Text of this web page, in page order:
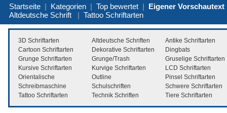
Startseite | Kategorien | Top bewertet | Eigener Vorschautext
Altdeutsche Schrift | Tattoo Schriftarten
3D Schriftarten Altdeutsche Schriften
Antike Schriftarten
Cartoon Schriftarten
Dekorative Schriftarten
Dingbats
Grunge Schriftarten
Grunge/Trash
Gruselige Schriftarten
Kursive Schriftarten
Kurvige Schriftarten
LCD Schriftarten
Orientalische
Outline
Pinsel Schriftarten
Schreibmaschine
Schulschriften
Schwere Schriftarten
Tattoo Schriftarten
Technik Schriften Tiere Schriftarten